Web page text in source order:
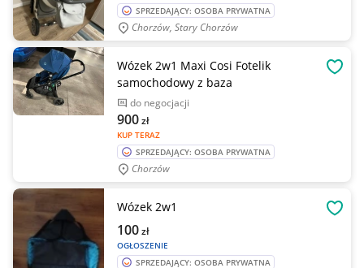
SPRZEDAJĄCY: OSOBA PRYWATNA
Chorzów, Stary Chorzów
Wózek 2w1 Maxi Cosi Fotelik
samochodowy z baza
do negocjacji
KUP TERAZ
900zł
SPRZEDAJĄCY: OSOBA PRYWATNA
Chorzów
Wózek 2w1
OGŁOSZENIE
100zł
SPRZEDAJĄCY: OSOBA PRYWATNA